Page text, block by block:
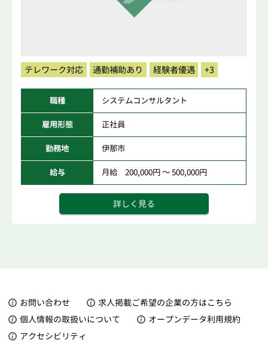
テレワーク対応 通勤補助あり 経験者優遇 +3
職種 システムコンサルタント
雇用形態 正社員
勤務地 伊那市
給与 月給 200,000円 ～ 500,000円
詳しく見る
お問い合わせ
求人掲載ご希望の企業の方はこちら
個人情報の取扱いについて
オープンデータ利用規約
アクセシビリティ